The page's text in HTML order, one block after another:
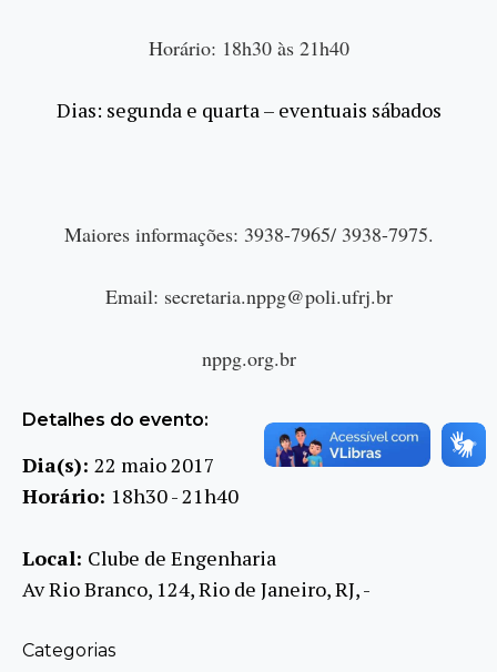
Horário: 18h30 às 21h40
Dias: segunda e quarta – eventuais sábados
Maiores informações: 3938-7965/ 3938-7975.
Email: secretaria.nppg@poli.ufrj.br
nppg.org.br
Detalhes do evento:
Dia(s): 22 maio 2017
Horário: 18h30 - 21h40
Local: Clube de Engenharia
Av Rio Branco, 124, Rio de Janeiro, RJ, -
Categorias